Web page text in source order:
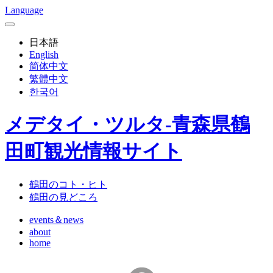
Language
日本語
English
简体中文
繁體中文
한국어
メデタイ・ツルタ-青森県鶴
田町観光情報サイト
鶴田のコト・ヒト
鶴田の見どころ
events＆news
about
home